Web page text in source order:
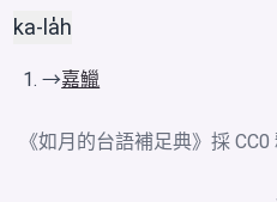
ka-la̍h
→嘉鱲
《如月的台語補足典》採